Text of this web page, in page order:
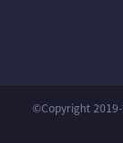
©Copyright 2019-